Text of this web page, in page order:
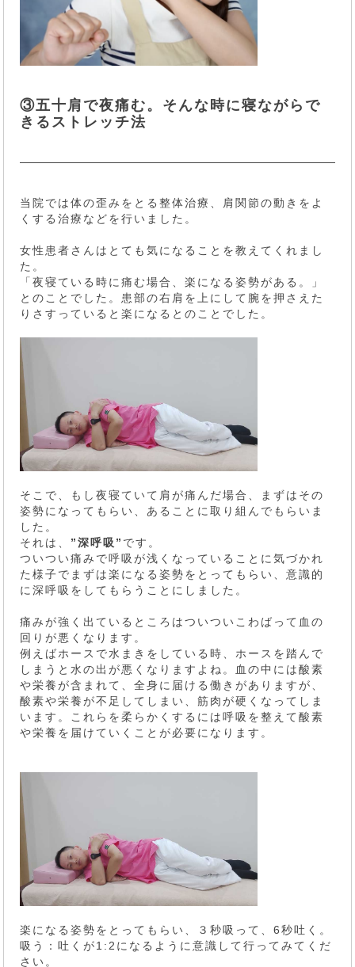
③五十肩で夜痛む。そんな時に寝ながらで
きるストレッチ法
当院では体の歪みをとる整体治療、肩関節の動きをよ
くする治療などを行いました。
女性患者さんはとても気になることを教えてくれまし
た。
「夜寝ている時に痛む場合、楽になる姿勢がある。」
とのことでした。患部の右肩を上にして腕を押さえた
りさすっていると楽になるとのことでした。
そこで、もし夜寝ていて肩が痛んだ場合、まずはその
姿勢になってもらい、あることに取り組んでもらいま
した。
それは、 ”深呼吸” です。
ついつい痛みで呼吸が浅くなっていることに気づかれ
た様子でまずは楽になる姿勢をとってもらい、意識的
に深呼吸をしてもらうことにしました。
痛みが強く出ているところはついついこわばって血の
回りが悪くなります。
例えばホースで水まきをしている時、ホースを踏んで
しまうと水の出が悪くなりますよね。血の中には酸素
や栄養が含まれて、全身に届ける働きがありますが、
酸素や栄養が不足してしまい、筋肉が硬くなってしま
います。これらを柔らかくするには呼吸を整えて酸素
や栄養を届けていくことが必要になります。
楽になる姿勢をとってもらい、３秒吸って、6秒吐く。
吸う：吐くが1:2になるように意識して行ってみてくだ
さい。